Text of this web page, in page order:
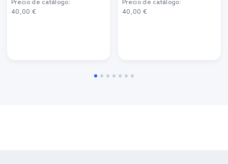
Precio de catálogo:
40,00 €
Precio de catálogo:
40,00 €